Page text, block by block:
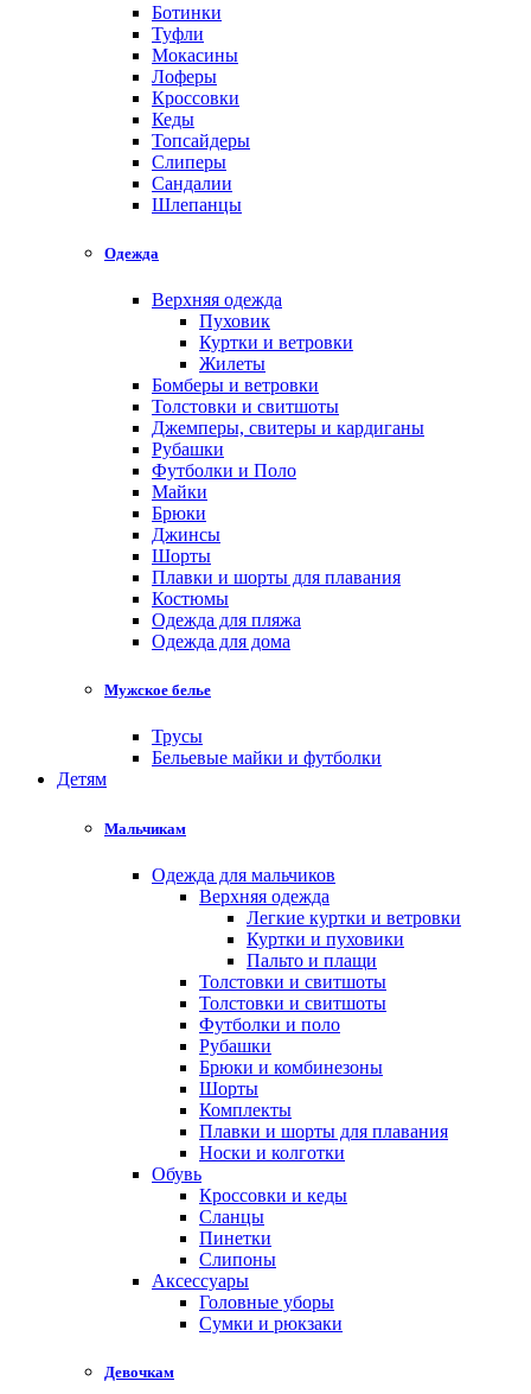
Ботинки
Туфли
Мокасины
Лоферы
Кроссовки
Кеды
Топсайдеры
Слиперы
Сандалии
Шлепанцы
Одежда
Верхняя одежда
Пуховик
Куртки и ветровки
Жилеты
Бомберы и ветровки
Толстовки и свитшоты
Джемперы, свитеры и кардиганы
Рубашки
Футболки и Поло
Майки
Брюки
Джинсы
Шорты
Плавки и шорты для плавания
Костюмы
Одежда для пляжа
Одежда для дома
Мужское белье
Трусы
Бельевые майки и футболки
Детям
Мальчикам
Одежда для мальчиков
Верхняя одежда
Легкие куртки и ветровки
Куртки и пуховики
Пальто и плащи
Толстовки и свитшоты
Толстовки и свитшоты
Футболки и поло
Рубашки
Брюки и комбинезоны
Шорты
Комплекты
Плавки и шорты для плавания
Носки и колготки
Обувь
Кроссовки и кеды
Сланцы
Пинетки
Слипоны
Аксессуары
Головные уборы
Сумки и рюкзаки
Девочкам